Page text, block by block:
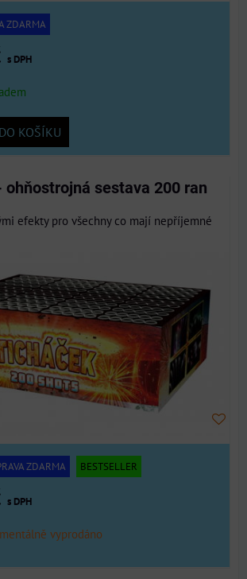
ZDARMA
s DPH
DO KOŠÍKU
ohňostrojná sestava 200 ran
efekty pro všechny co mají nepříjemné
ZDARMA BESTSELLER
s DPH
vyprodáno